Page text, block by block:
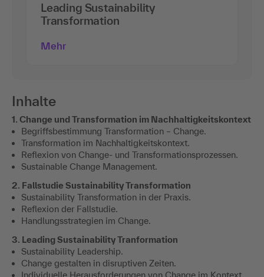
Leading Sustainability
Transformation
Mehr
Inhalte
1. Change und Transformation im Nachhaltigkeitskontext
Begriffsbestimmung Transformation – Change.
Transformation im Nachhaltigkeitskontext.
Reflexion von Change- und Transformationsprozessen.
Sustainable Change Management.
2. Fallstudie Sustainability Transformation
Sustainability Transformation in der Praxis.
Reflexion der Fallstudie.
Handlungsstrategien im Change.
3. Leading Sustainability Tranformation
Sustainability Leadership.
Change gestalten in disruptiven Zeiten.
Individuelle Herausforderungen von Change im Kontext